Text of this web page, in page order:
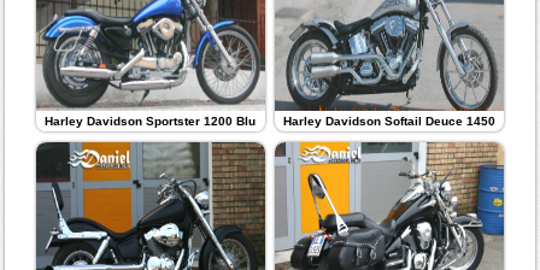
Harley Davidson Sportster 1200 Blu Harley Davidson Softail Deuce 1450